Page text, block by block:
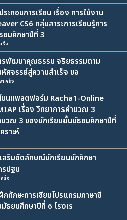
ะกอบการเรียน เรื่อง การใช้งาน
CS6 กลุ่มสาระการเรียนรู้การ
ยมศึกษาปีที่ 3
รั้ง
รพัฒนาคุณธรรม จริยธรรมตาม
จรรย์สู่ความสำเร็จ ขอ
ครั้ง
นแพลตฟอร์ม Racha1-Online
เรื่อง วิทยาการคำนวณ 3
นวณ 3 ของนักเรียนชั้นมัธยมศึกษาปีที่
ราะห์
สริมอัตลักษณ์นักเรียนนักศึกษา
รปฐม
รั้ง
กษะการเขียนโปรแกรมภาษาซี
ธยมศึกษาปีที่ 6 โรงเร